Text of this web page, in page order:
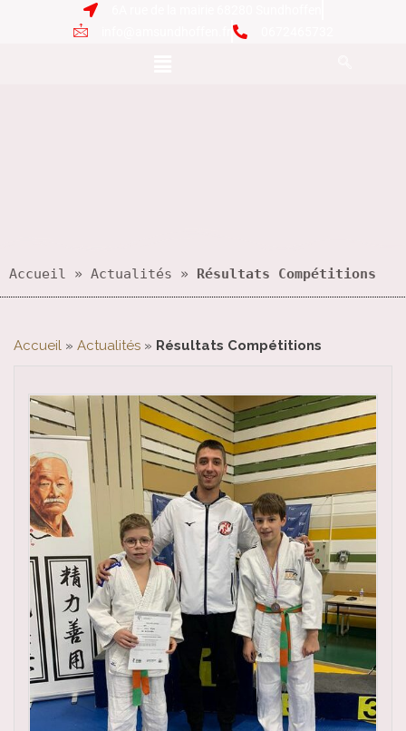
Accueil » Actualités » Résultats Compétitions
Accueil » Actualités » Résultats Compétitions